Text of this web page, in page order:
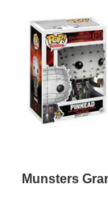
Munsters